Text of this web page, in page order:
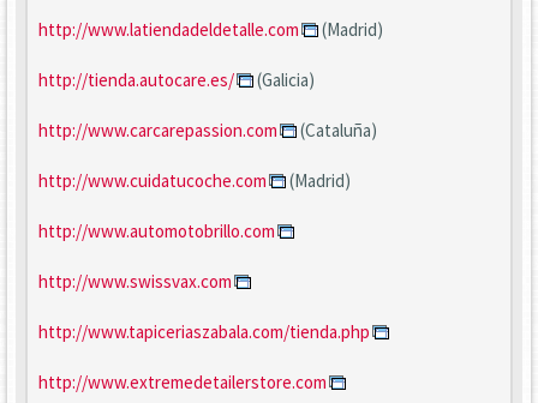
http://www.latiendadeldetalle.com (Madrid)
http://tienda.autocare.es/ (Galicia)
http://www.carcarepassion.com (Cataluña)
http://www.cuidatucoche.com (Madrid)
http://www.automotobrillo.com
http://www.swissvax.com
http://www.tapiceriaszabala.com/tienda.php
http://www.extremedetailerstore.com